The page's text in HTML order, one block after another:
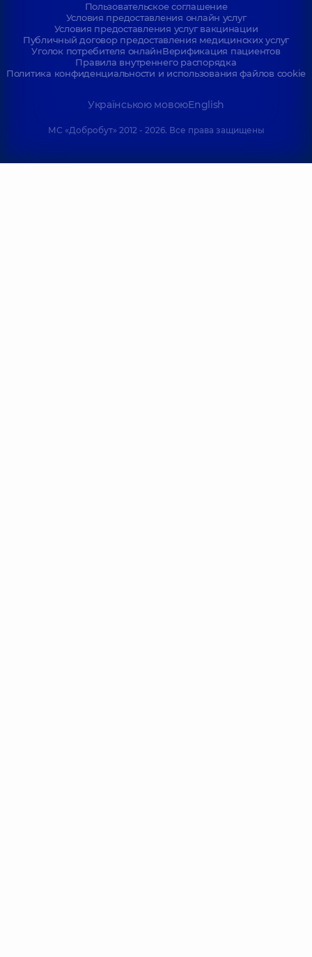
Пользовательское соглашение
Условия предоставления онлайн услуг
Условия предоставления услуг вакцинации
Публичный договор предоставления медицинских услуг
Уголок потребителя онлайнВерификация пациентов
Правила внутреннего распорядка
Политика конфиденциальности и использования файлов cookie
Українською мовоюEnglish
МС «Добробут» 2012 - 2026. Все права защищены